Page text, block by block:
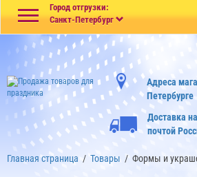
Город отгрузки:
Санкт-Петербург
Адреса
Петербурге
Доставка
почтой
Главная страница / Товары / Формы и